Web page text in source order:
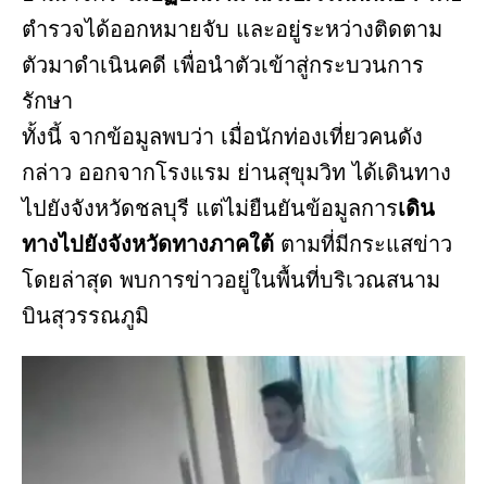
ตำรวจได้ออกหมายจับ และอยู่ระหว่างติดตาม
ตัวมาดำเนินคดี เพื่อนำตัวเข้าสู่กระบวนการ
รักษา
ทั้งนี้ จากข้อมูลพบว่า เมื่อนักท่องเที่ยวคนดัง
กล่าว ออกจากโรงแรม ย่านสุขุมวิท ได้เดินทาง
ไปยังจังหวัดชลบุรี แต่ไม่ยืนยันข้อมูลการเดิน
ทางไปยังจังหวัดทางภาคใต้ ตามที่มีกระแสข่าว
โดยล่าสุด พบการข่าวอยู่ในพื้นที่บริเวณสนาม
บินสุวรรณภูมิ